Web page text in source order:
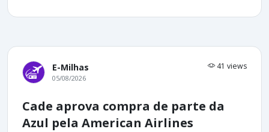
E-Milhas 41 views
05/08/2026
Cade aprova compra de parte da
Azul pela American Airlines